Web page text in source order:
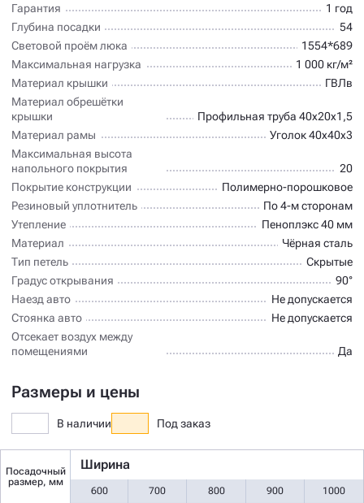
Гарантия
1 год
Глубина посадки
54
Световой проём люка
1554*689
Максимальная нагрузка
1 000 кг/м²
Материал крышки
ГВЛв
Материал обрешётки
крышки
Профильная труба 40х20х1,5
Материал рамы
Уголок 40х40х3
Максимальная высота
напольного покрытия
20
Покрытие конструкции
Полимерно-порошковое
Резиновый уплотнитель
По 4-м сторонам
Утепление
Пеноплэкс 40 мм
Материал
Чёрная сталь
Тип петель
Скрытые
Градус открывания
90°
Наезд авто
Не допускается
Стоянка авто
Не допускается
Отсекает воздух между
помещениями
Да
Размеры и цены
В наличии Под заказ
Посадочный
размер, мм
Ширина
600 700 800 900 1000